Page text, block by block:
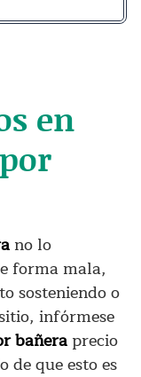
en
no lo
forma mala,
sosteniendo o
infórmese
bañera precio
de que esto es